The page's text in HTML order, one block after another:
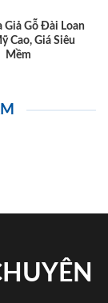
Giả Gỗ Đài Loan
Cao, Giá Siêu
Mềm